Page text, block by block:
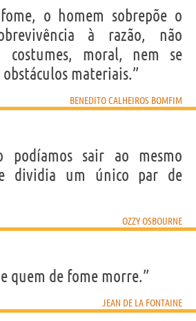
fome, o homem sobrepõe o
à razão, não
costumes, moral, nem se
materiais.”
BENEDITO CALHEIROS BOMFIM
sair ao mesmo
dividia um único par de
OZZY OSBOURNE
quem de fome morre.”
JEAN DE LA FONTAINE